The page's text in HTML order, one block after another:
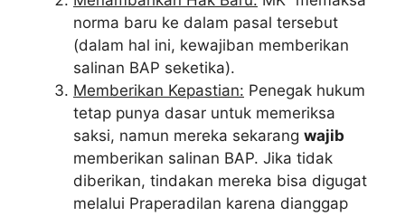
norma baru ke dalam pasal tersebut
(dalam hal ini, kewajiban memberikan
salinan BAP seketika).
Memberikan Kepastian: Penegak hukum
tetap punya dasar untuk memeriksa
saksi, namun mereka sekarang wajib
memberikan salinan BAP. Jika tidak
diberikan, tindakan mereka bisa digugat
melalui Praperadilan karena dianggap